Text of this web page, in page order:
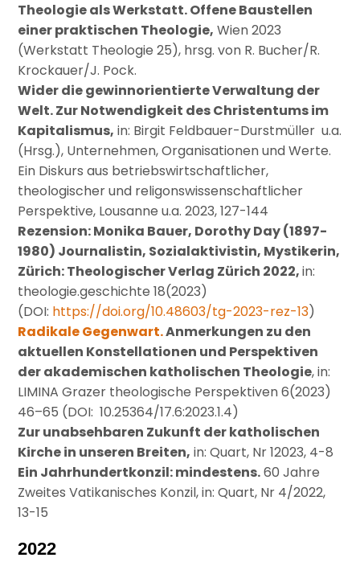
Theologie als Werkstatt. Offene Baustellen
einer praktischen Theologie, Wien 2023
(Werkstatt Theologie 25), hrsg. von R. Bucher/R.
Krockauer/J. Pock.
Wider die gewinnorientierte Verwaltung der
Welt. Zur Notwendigkeit des Christentums im
Kapitalismus, in: Birgit Feldbauer-Durstmüller u.a.
(Hrsg.), Unternehmen, Organisationen und Werte.
Ein Diskurs aus betriebswirtschaftlicher,
theologischer und religonswissenschaftlicher
Perspektive, Lousanne u.a. 2023, 127-144
Rezension: Monika Bauer, Dorothy Day (1897-
1980) Journalistin, Sozialaktivistin, Mystikerin,
Zürich: Theologischer Verlag Zürich 2022,in:
theologie.geschichte 18(2023)
(DOI: https://doi.org/10.48603/tg-2023-rez-13)
Radikale Gegenwart.Anmerkungen zu den
aktuellen Konstellationen und Perspektiven
der akademischen katholischen Theologie, in:
LIMINA Grazer theologische Perspektiven 6(2023)
46–65 (DOI: 10.25364/17.6:2023.1.4)
Zur unabsehbaren Zukunft der katholischen
Kirche in unseren Breiten, in: Quart, Nr 12023, 4-8
Ein Jahrhundertkonzil: mindestens.60 Jahre
Zweites Vatikanisches Konzil, in: Quart, Nr 4/2022,
13-15
2022